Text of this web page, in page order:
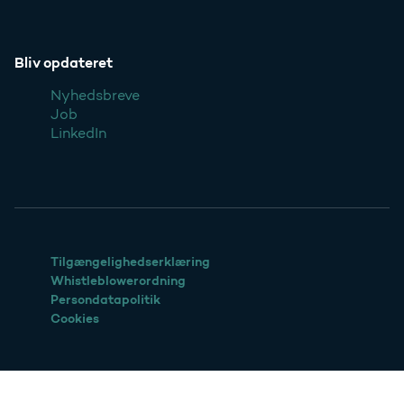
Bliv opdateret
Nyhedsbreve
Job
LinkedIn
Tilgængelighedserklæring
Whistleblowerordning
Persondatapolitik
Cookies